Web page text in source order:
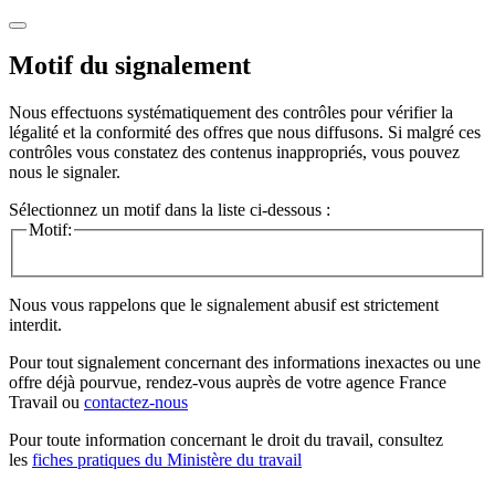
Motif du signalement
Nous effectuons systématiquement des contrôles pour vérifier la
légalité et la conformité des offres que nous diffusons. Si malgré ces
contrôles vous constatez des contenus inappropriés, vous pouvez
nous le signaler.
Sélectionnez un motif dans la liste ci-dessous :
Motif:
Nous vous rappelons que le signalement abusif est strictement
interdit.
Pour tout signalement concernant des informations inexactes ou une
offre déjà pourvue, rendez-vous auprès de votre agence France
Travail ou contactez-nous
Pour toute information concernant le droit du travail, consultez
les fiches pratiques du Ministère du travail